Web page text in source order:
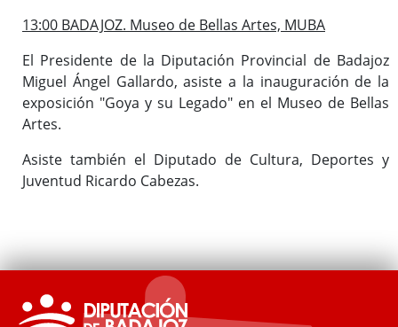
13:00 BADAJOZ. Museo de Bellas Artes, MUBA
El Presidente de la Diputación Provincial de Badajoz
Miguel Ángel Gallardo, asiste a la inauguración de la
exposición "Goya y su Legado" en el Museo de Bellas
Artes.
Asiste también el Diputado de Cultura, Deportes y
Juventud Ricardo Cabezas.